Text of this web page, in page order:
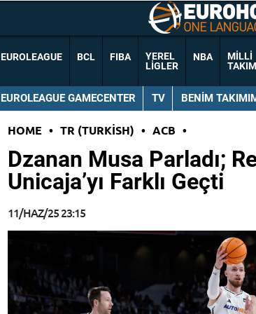
EUROLEAGUE BCL FIBA
YEREL
LIGLER
NBA
MILLI
EUROLEAGUE GAMECENTER TV BENIM
HOME • TR (TURKISH) • ACB •
Dzanan Musa Parladı;
Unicaja’yı Farklı Geçti
11/HAZ/25 23:15